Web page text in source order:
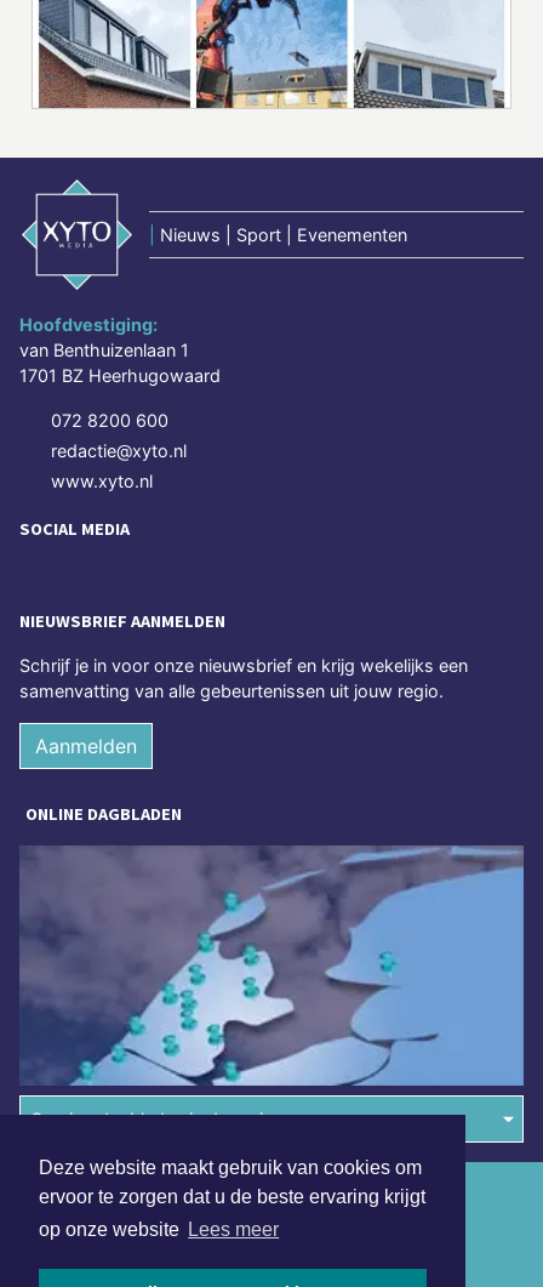
Deze website maakt gebruik van cookies om
ervoor te zorgen dat u de beste ervaring krijgt
op onze website Lees meer
Nieuws | Sport | Evenementen
Hoofdvestiging:
van Benthuizenlaan 1
1701 BZ Heerhugowaard
072 8200 600
redactie@xyto.nl
www.xyto.nl
SOCIAL MEDIA
NIEUWSBRIEF AANMELDEN
Schrijf je in voor onze nieuwsbrief en krijg wekelijks een
samenvatting van alle gebeurtenissen uit jouw regio.
Aanmelden
ONLINE DAGBLADEN
Overige dagbladen in de regio
Algemene voorwaarden
Disclaimer